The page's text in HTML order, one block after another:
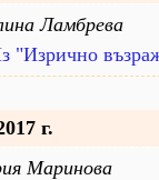
Ламбрева
"Изрично
г.
Маринова